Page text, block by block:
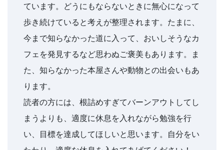
ています。どうにもならないときに無心になって
歩き続けていると考えが整理されます。たまに、
今まで知らなかった道に入って、おいしそうなカ
フェを発見するなど思わぬご褒美もあります。ま
た、知らなかった本屋さんや動物との出会いもあ
ります。
読者の方には、根詰めすぎてバーンアウトしてし
まうよりも、適度に休息を入れながら勉強を行
い、目標を達成してほしいと思います。自分をい